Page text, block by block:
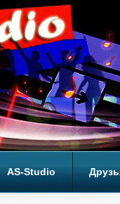
AS-Studio